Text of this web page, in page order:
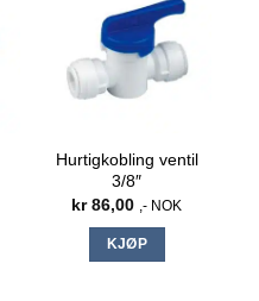
Hurtigkobling ventil
3/8″
kr86,00 ,- NOK
KJØP